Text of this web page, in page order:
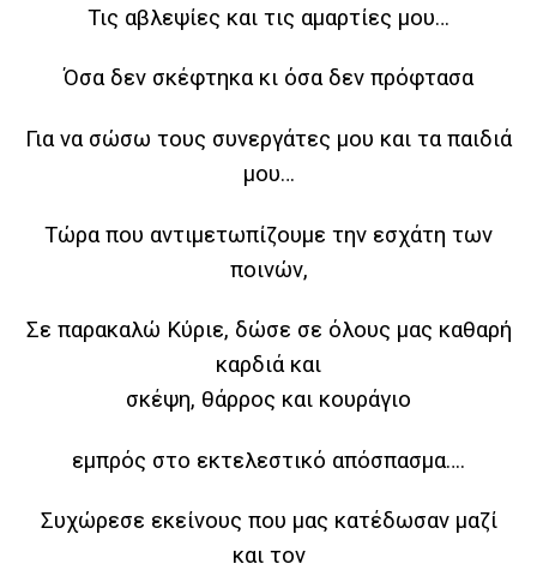
Τις αβλεψίες και τις αμαρτίες μου…
Όσα δεν σκέφτηκα κι όσα δεν πρόφτασα
Για να σώσω τους συνεργάτες μου και τα παιδιά
μου…
Τώρα που αντιμετωπίζουμε την εσχάτη των
ποινών,
Σε παρακαλώ Κύριε, δώσε σε όλους μας καθαρή
καρδιά και
σκέψη, θάρρος και κουράγιο
εμπρός στο εκτελεστικό απόσπασμα….
Συχώρεσε εκείνους που μας κατέδωσαν μαζί
και τον